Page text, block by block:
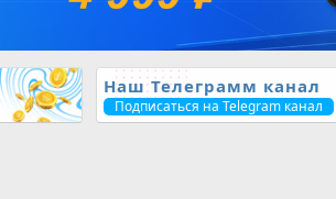
Наш Телеграмм канал
Подписаться на Telegram канал